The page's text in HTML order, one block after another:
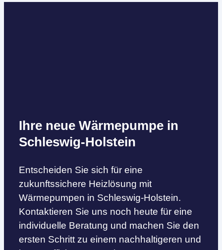
Ihre neue Wärmepumpe in
Schleswig-Holstein
Entscheiden Sie sich für eine
zukunftssichere Heizlösung mit
Wärmepumpen in Schleswig-Holstein.
Kontaktieren Sie uns noch heute für eine
individuelle Beratung und machen Sie den
ersten Schritt zu einem nachhaltigeren und